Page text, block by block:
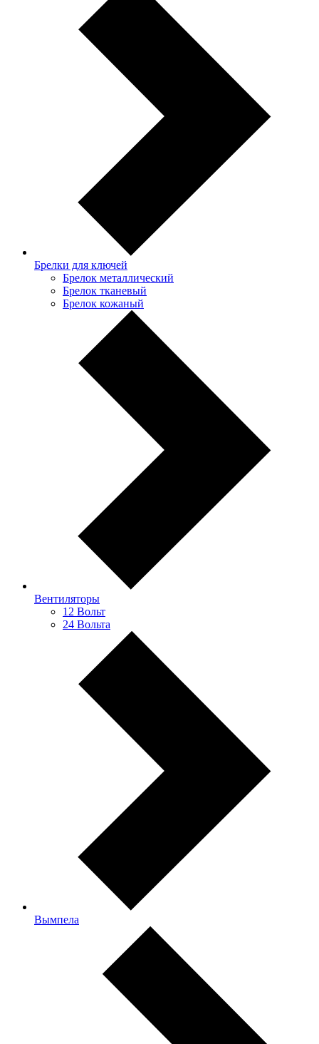
Брелки для ключей
Брелок металлический
Брелок тканевый
Брелок кожаный
Вентиляторы
12 Вольт
24 Вольта
Вымпела